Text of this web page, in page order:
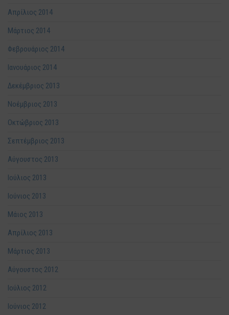
Απρίλιος 2014
Μάρτιος 2014
Φεβρουάριος 2014
Ιανουάριος 2014
Δεκέμβριος 2013
Νοέμβριος 2013
Οκτώβριος 2013
Σεπτέμβριος 2013
Αύγουστος 2013
Ιούλιος 2013
Ιούνιος 2013
Μάιος 2013
Απρίλιος 2013
Μάρτιος 2013
Αύγουστος 2012
Ιούλιος 2012
Ιούνιος 2012